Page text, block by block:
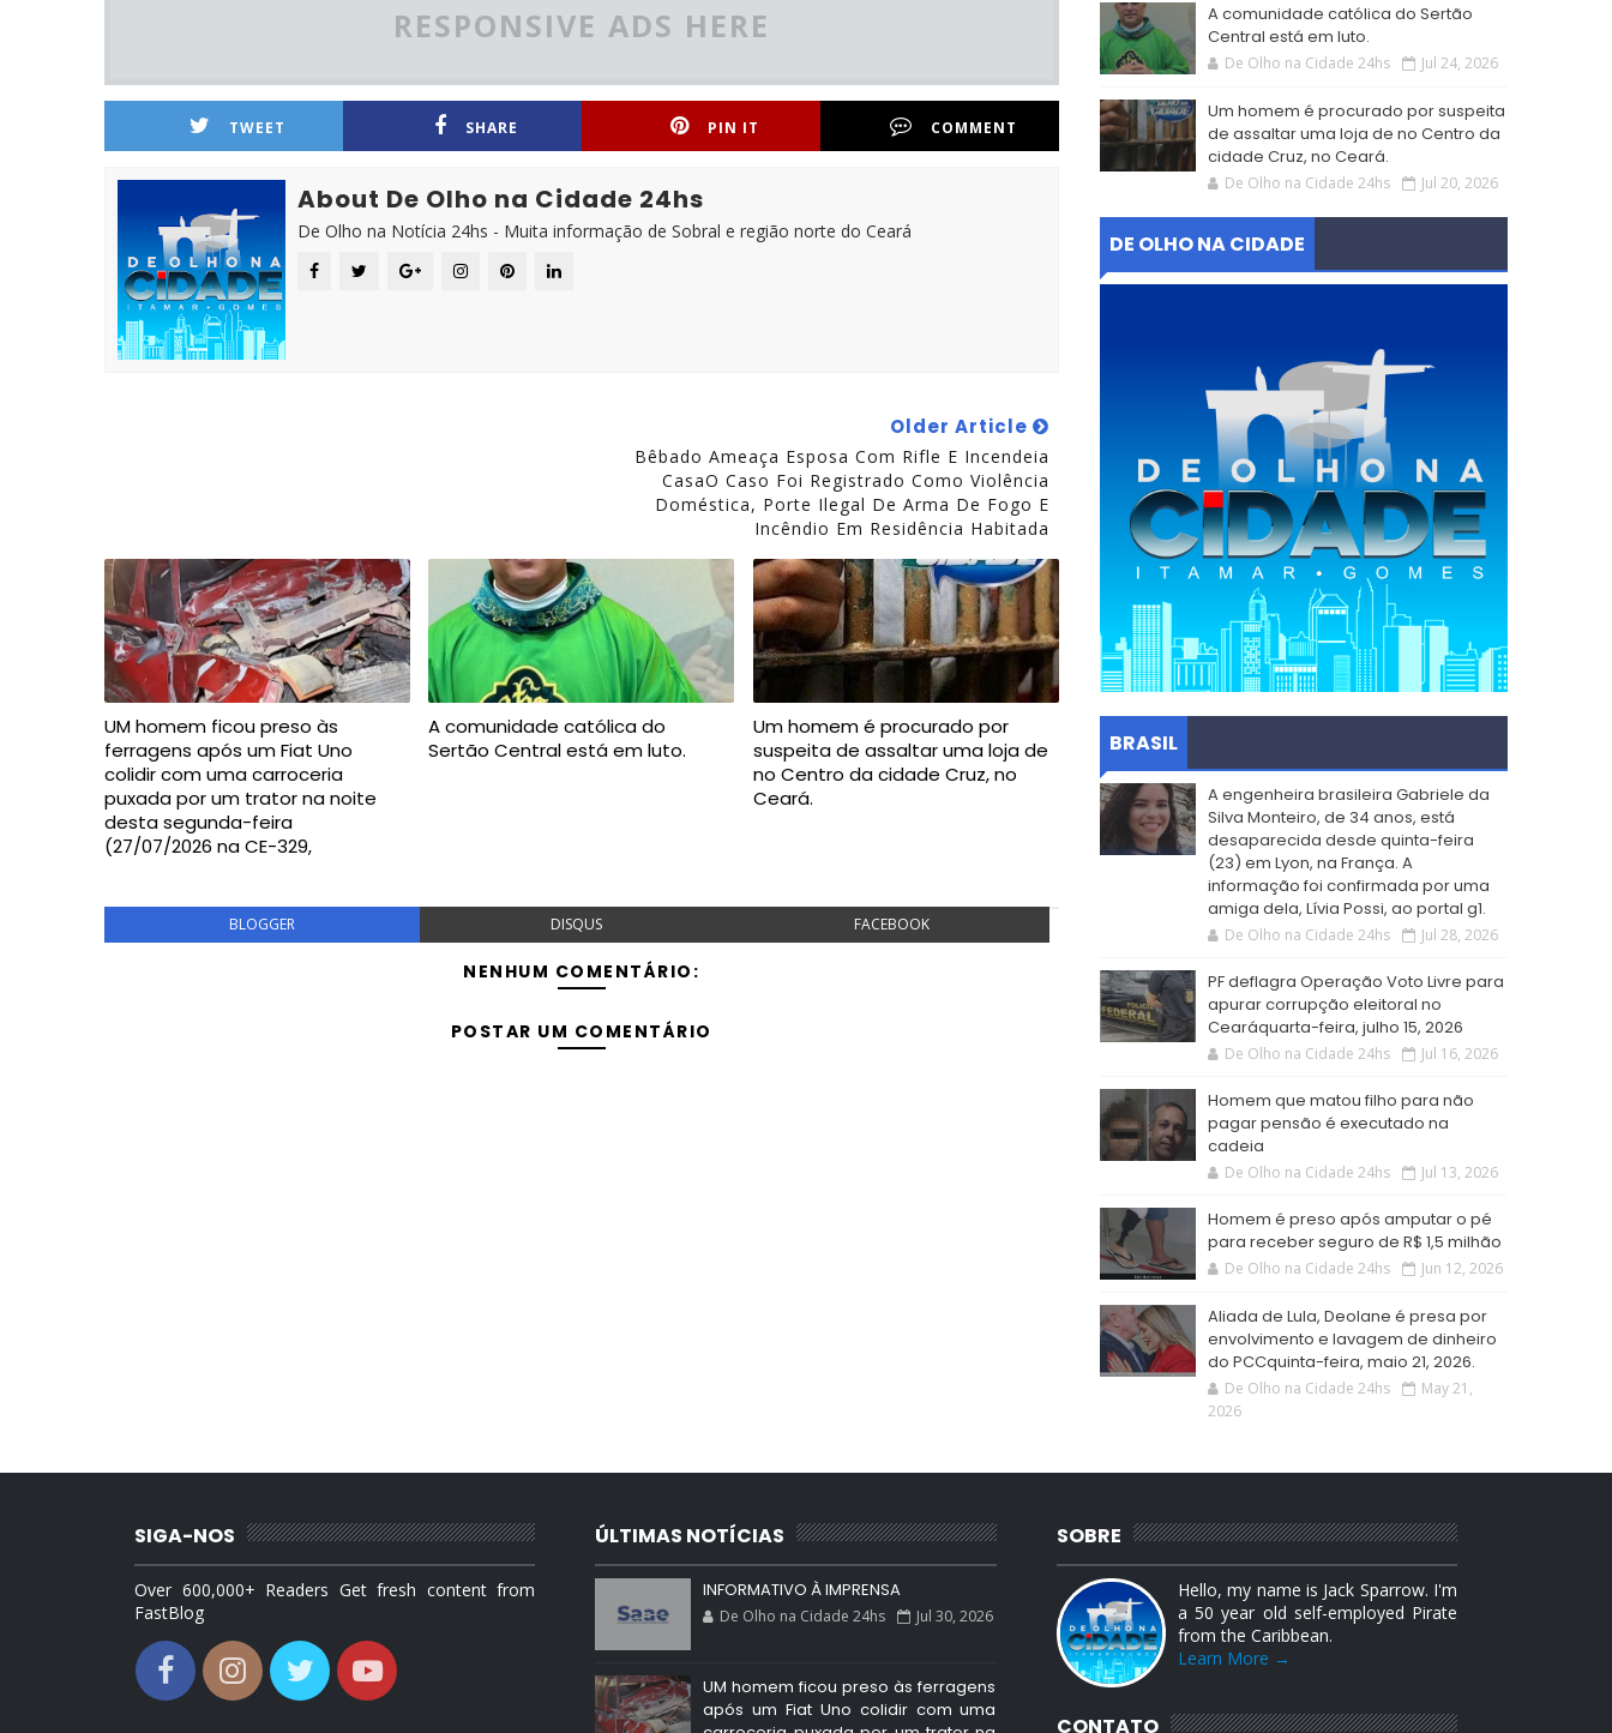
RESPONSIVE ADS HERE
TWEET SHARE PIN IT COMMENT
About De Olho na Cidade 24hs
De Olho na Notícia 24hs - Muita informação de Sobral e região norte do Ceará
Older Article
Bêbado Ameaça Esposa Com Rifle E Incendeia
CasaO Caso Foi Registrado Como Violência
Doméstica, Porte Ilegal De Arma De Fogo E
Incêndio Em Residência Habitada
UM homem ficou preso às
ferragens após um Fiat Uno
colidir com uma carroceria
puxada por um trator na noite
desta segunda-feira
(27/07/2026 na CE-329,
A comunidade católica do
Sertão Central está em luto.
Um homem é procurado por
suspeita de assaltar uma loja de
no Centro da cidade Cruz, no
Ceará.
BLOGGER DISQUS FACEBOOK
NENHUM COMENTÁRIO:
POSTAR UM COMENTÁRIO
A comunidade católica do Sertão
Central está em luto.
De Olho na Cidade 24hs Jul 24, 2026
Um homem é procurado por suspeita
de assaltar uma loja de no Centro da
cidade Cruz, no Ceará.
De Olho na Cidade 24hs Jul 20, 2026
DE OLHO NA CIDADE
BRASIL
A engenheira brasileira Gabriele da
Silva Monteiro, de 34 anos, está
desaparecida desde quinta-feira
(23) em Lyon, na França. A
informação foi confirmada por uma
amiga dela, Lívia Possi, ao portal g1.
De Olho na Cidade 24hs Jul 28, 2026
PF deflagra Operação Voto Livre para
apurar corrupção eleitoral no
Cearáquarta-feira, julho 15, 2026
De Olho na Cidade 24hs Jul 16, 2026
Homem que matou filho para não
pagar pensão é executado na
cadeia
De Olho na Cidade 24hs Jul 13, 2026
Homem é preso após amputar o pé
para receber seguro de R$ 1,5 milhão
De Olho na Cidade 24hs Jun 12, 2026
Aliada de Lula, Deolane é presa por
envolvimento e lavagem de dinheiro
do PCCquinta-feira, maio 21, 2026.
De Olho na Cidade 24hs
May 21,
2026
SIGA-NOS
Over 600,000+ Readers Get fresh content from
FastBlog
ÚLTIMAS NOTÍCIAS
INFORMATIVO À IMPRENSA
De Olho na Cidade 24hs Jul 30, 2026
UM homem ficou preso às ferragens
após um Fiat Uno colidir com uma
SOBRE
Hello, my name is Jack Sparrow. I'm
a 50 year old self-employed Pirate
from the Caribbean.
Learn More →
CONTATO